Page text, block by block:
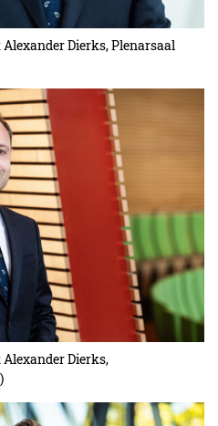
Dierks, Plenarsaal
Dierks,